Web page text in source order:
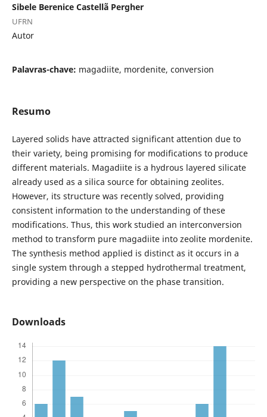
Sibele Berenice Castellã Pergher
UFRN
Autor
Palavras-chave: magadiite, mordenite, conversion
Resumo
Layered solids have attracted significant attention due to
their variety, being promising for modifications to produce
different materials. Magadiite is a hydrous layered silicate
already used as a silica source for obtaining zeolites.
However, its structure was recently solved, providing
consistent information to the understanding of these
modifications. Thus, this work studied an interconversion
method to transform pure magadiite into zeolite mordenite.
The synthesis method applied is distinct as it occurs in a
single system through a stepped hydrothermal treatment,
providing a new perspective on the phase transition.
Downloads